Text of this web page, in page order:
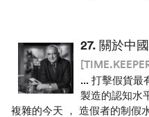
27. 關於中
... 打擊假貨最
製造的認知水
複雜的今天 ， 造假者的制假